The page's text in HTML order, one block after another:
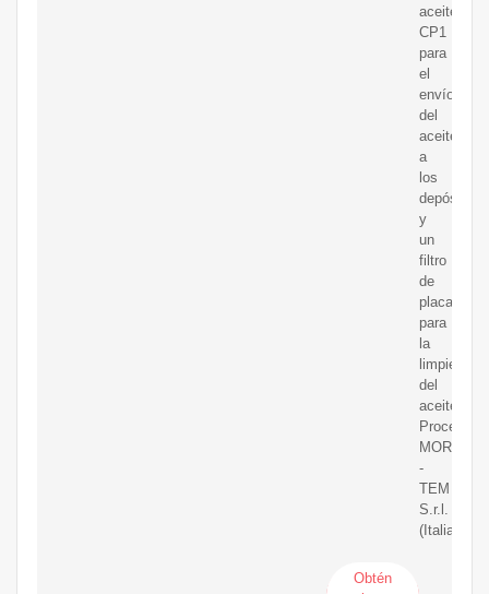
aceite
CP1
para
el
envío
del
aceite
a
los
depósitos,
y
un
filtro
de
placas
para
la
limpieza
del
aceite.
MORI
-
TEM
S.r.l.
(Italia)
Obtén